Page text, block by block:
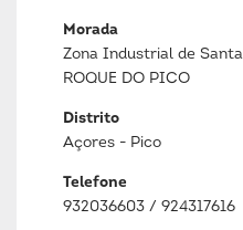
Morada
Zona Industrial de
ROQUE DO PICO
Distrito
Açores - Pico
Telefone
932036603 / 924317616